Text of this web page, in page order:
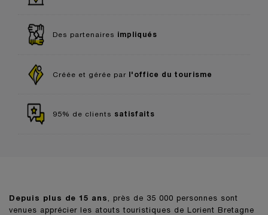
Des partenaires impliqués
Créée et gérée par l'office du tourisme
95% de clients satisfaits
Depuis plus de 15 ans
, près de 35 000 personnes sont
venues apprécier les atouts touristiques de Lorient Bretagne